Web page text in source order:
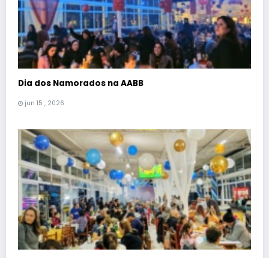
Dia dos Namorados na AABB
jun 15 , 2026